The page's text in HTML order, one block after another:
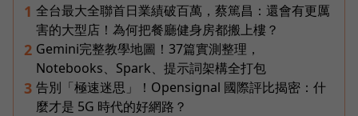
1 全台最大全聯首日業績破百萬，蔡篤昌：還會有更厲
害的大型店！為何把餐廳健身房都搬上樓？
2 Gemini完整教學地圖！37篇實測整理，
Notebooks、Spark、提示詞架構全打包
3 告別「極速迷思」！Opensignal 國際評比揭密：什
麼才是 5G 時代的好網路？